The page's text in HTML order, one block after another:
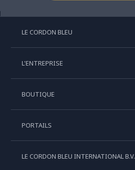
LE CORDON BLEU
L'ENTREPRISE
BOUTIQUE
PORTAILS
LE CORDON BLEU INTERNATIONAL B.V.